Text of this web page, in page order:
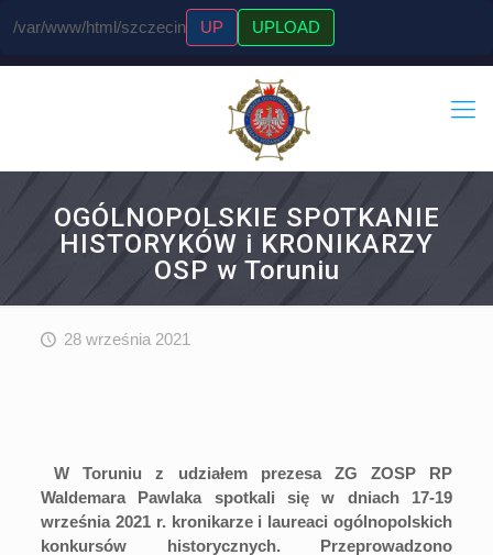
/var/www/html/szczecin UP UPLOAD
OGÓLNOPOLSKIE SPOTKANIE
HISTORYKÓW i KRONIKARZY
OSP w Toruniu
28 września 2021
W Toruniu
z udziałem prezesa ZG ZOSP RP
Waldemara Pawlaka spotkali się w dniach 17-19
września 2021 r. kronikarze i laureaci ogólnopolskich
konkursów historycznych. Przeprowadzono